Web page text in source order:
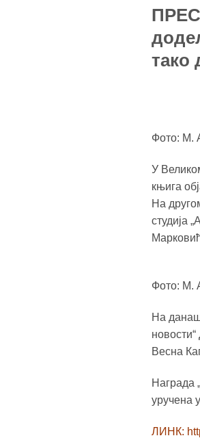
тако
Фото: М.
У
књига
На
студија
Фото: М.
На
Весна
Награда
уручена
ЛИНК: